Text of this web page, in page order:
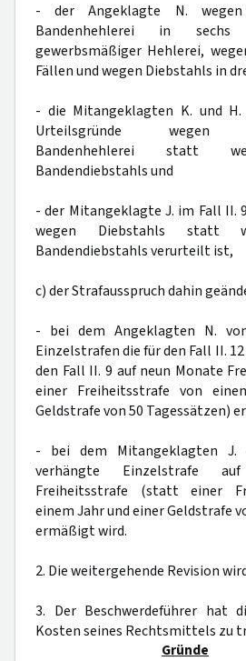
- der Angeklagte N. wegen
Bandenhehlerei in
gewerbsmäßiger Hehlerei,
Fällen und wegen Diebstahls in
- die Mitangeklagten K. und
Urteilsgründe wegen
Bandenhehlerei statt
Bandendiebstahls und
- der Mitangeklagte J. im Fall II.
wegen Diebstahls statt
Bandendiebstahls verurteilt ist,
c) der Strafausspruch dahin
- bei dem Angeklagten N.
Einzelstrafen die für den Fall II.
den Fall II. 9 auf neun Monate
einer Freiheitsstrafe von
Geldstrafe von 50 Tagessätzen)
- bei dem Mitangeklagten
verhängte Einzelstrafe
Freiheitsstrafe (statt einer
einem Jahr und einer Geldstrafe
ermäßigt wird.
2. Die weitergehende Revision
3. Der Beschwerdeführer hat
Kosten seines Rechtsmittels zu
Gründe